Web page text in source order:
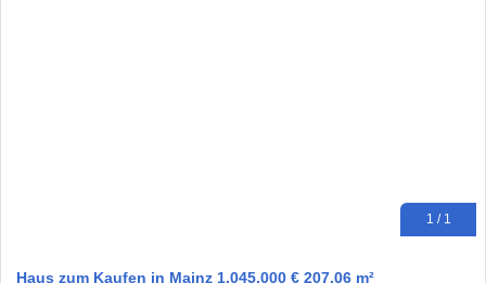
1 / 1
Haus zum Kaufen in Mainz 1.045.000 € 207.06 m²